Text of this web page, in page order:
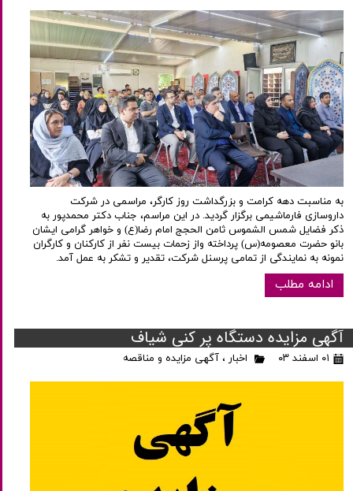
به مناسبت دهه کرامت و بزرگداشت روز کارگر، مراسمی در شرکت
داروسازی فارماشیمی برگزار گردید. در این مراسم، جناب دکتر محمدپور به
ذکر فضایل شمس الشموس ثامن الحجج امام رضا(ع) و خواهر گرامی ایشان
بانو حضرت معصومه(س) پرداخته واز زحمات بیست نفر از کارکنان و کارگران
نمونه به نمایندگی از تمامی پرسنل شرکت، تقدیر و تشکر به عمل آمد.
ادامه مطلب
آگهی مزایده دستگاه پر کنی شیاف
۰۱ اسفند ۰۳ اخبار ، آگهی مزایده و مناقصه